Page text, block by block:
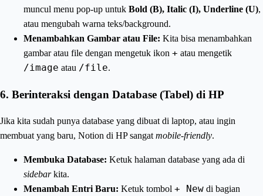
muncul menu pop-up untuk Bold (B), Italic (I), Underline (U),
atau mengubah warna teks/background.
Menambahkan Gambar atau File: Kita bisa menambahkan
gambar atau file dengan mengetuk ikon + atau mengetik
/image atau /file.
6. Berinteraksi dengan Database (Tabel) di HP
Jika kita sudah punya database yang dibuat di laptop, atau ingin
membuat yang baru, Notion di HP sangat mobile-friendly.
Membuka Database: Ketuk halaman database yang ada di
sidebarkita.
Menambah Entri Baru: Ketuk tombol + New di bagian